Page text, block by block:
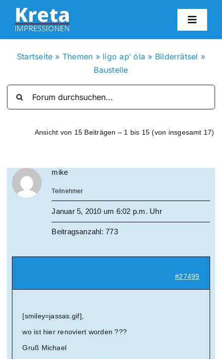
Zum
Inhalt
springen
nach:
Mein
Startseite » Themen » lígo ap‘ óla » Bilderrätsel »
Baustelle
Ansicht von 15 Beiträgen – 1 bis 15 (von insgesamt 17)
mike
Teilnehmer
Januar 5, 2010 um 6:02 p.m. Uhr
Beitragsanzahl: 773
#27499
[smiley=jassas.gif],
wo ist hier renoviert worden ???
Gruß Michael